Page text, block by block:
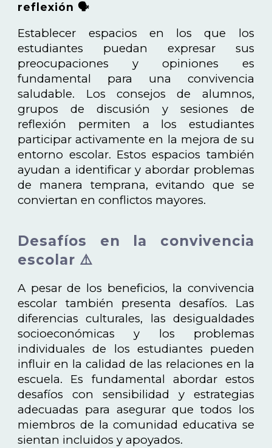
reflexión 🗣️
Establecer espacios en los que los
estudiantes puedan expresar sus
preocupaciones y opiniones es
fundamental para una convivencia
saludable. Los consejos de alumnos,
grupos de discusión y sesiones de
reflexión permiten a los estudiantes
participar activamente en la mejora de su
entorno escolar. Estos espacios también
ayudan a identificar y abordar problemas
de manera temprana, evitando que se
conviertan en conflictos mayores.
Desafíos en la convivencia
escolar ⚠️
A pesar de los beneficios, la convivencia
escolar también presenta desafíos. Las
diferencias culturales, las desigualdades
socioeconómicas y los problemas
individuales de los estudiantes pueden
influir en la calidad de las relaciones en la
escuela. Es fundamental abordar estos
desafíos con sensibilidad y estrategias
adecuadas para asegurar que todos los
miembros de la comunidad educativa se
sientan incluidos y apoyados.